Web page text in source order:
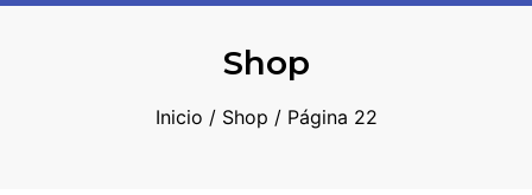
Shop
Inicio / Shop / Página 22